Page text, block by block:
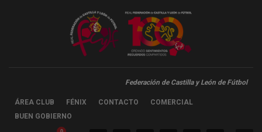
Federación de Castilla y León de Fútbol
ÁREA CLUB FÉNIX CONTACTO
COMERCIAL
BUEN GOBIERNO